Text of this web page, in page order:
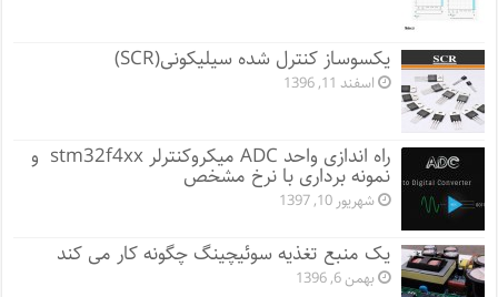
یکسوساز کنترل شده سیلیکونی(SCR)
اسفند 11, 1396
راه اندازی واحد ADC میکروکنترلر stm32f4xx و
نمونه برداری با نرخ مشخص
شهریور 10, 1397
یک منبع تغذیه سوئیچینگ چگونه کار می کند
بهمن 6, 1396